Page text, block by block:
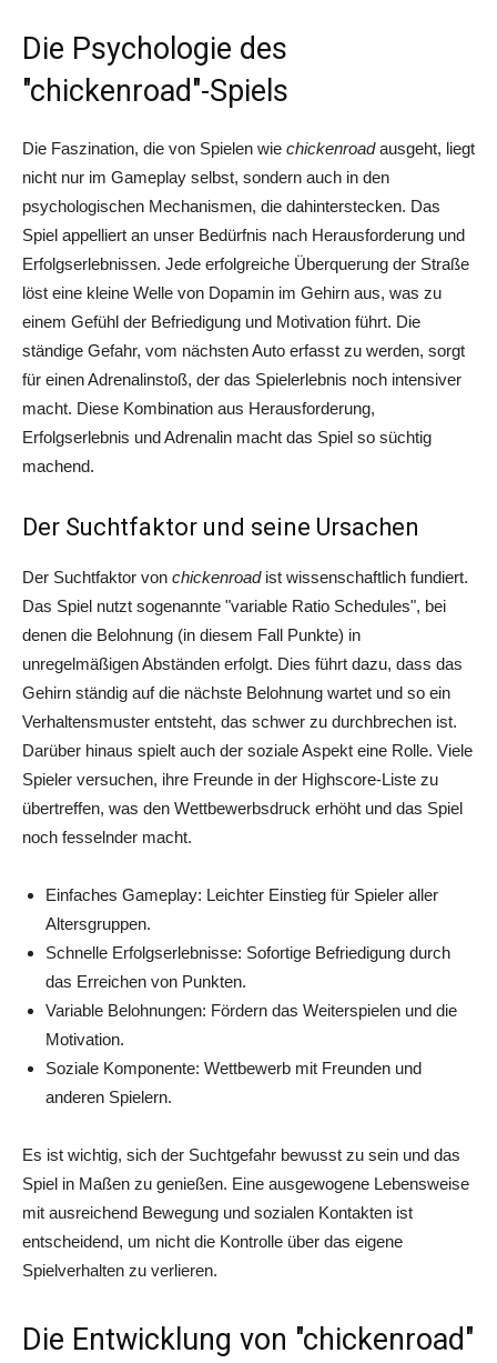
Die Psychologie des
"chickenroad"-Spiels
Die Faszination, die von Spielen wie chickenroadausgeht, liegt
nicht nur im Gameplay selbst, sondern auch in den
psychologischen Mechanismen, die dahinterstecken. Das
Spiel appelliert an unser Bedürfnis nach Herausforderung und
Erfolgserlebnissen. Jede erfolgreiche Überquerung der Straße
löst eine kleine Welle von Dopamin im Gehirn aus, was zu
einem Gefühl der Befriedigung und Motivation führt. Die
ständige Gefahr, vom nächsten Auto erfasst zu werden, sorgt
für einen Adrenalinstoß, der das Spielerlebnis noch intensiver
macht. Diese Kombination aus Herausforderung,
Erfolgserlebnis und Adrenalin macht das Spiel so süchtig
machend.
Der Suchtfaktor und seine Ursachen
Der Suchtfaktor von chickenroadist wissenschaftlich fundiert.
Das Spiel nutzt sogenannte "variable Ratio Schedules", bei
denen die Belohnung (in diesem Fall Punkte) in
unregelmäßigen Abständen erfolgt. Dies führt dazu, dass das
Gehirn ständig auf die nächste Belohnung wartet und so ein
Verhaltensmuster entsteht, das schwer zu durchbrechen ist.
Darüber hinaus spielt auch der soziale Aspekt eine Rolle. Viele
Spieler versuchen, ihre Freunde in der Highscore-Liste zu
übertreffen, was den Wettbewerbsdruck erhöht und das Spiel
noch fesselnder macht.
Einfaches Gameplay: Leichter Einstieg für Spieler aller
Altersgruppen.
Schnelle Erfolgserlebnisse: Sofortige Befriedigung durch
das Erreichen von Punkten.
Variable Belohnungen: Fördern das Weiterspielen und die
Motivation.
Soziale Komponente: Wettbewerb mit Freunden und
anderen Spielern.
Es ist wichtig, sich der Suchtgefahr bewusst zu sein und das
Spiel in Maßen zu genießen. Eine ausgewogene Lebensweise
mit ausreichend Bewegung und sozialen Kontakten ist
entscheidend, um nicht die Kontrolle über das eigene
Spielverhalten zu verlieren.
Die Entwicklung von "chickenroad"